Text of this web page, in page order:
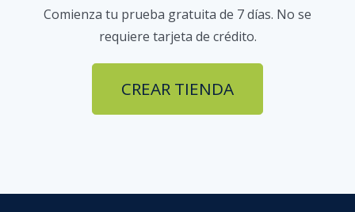
Comienza tu prueba gratuita de 7 días. No se
requiere tarjeta de crédito.
CREAR TIENDA